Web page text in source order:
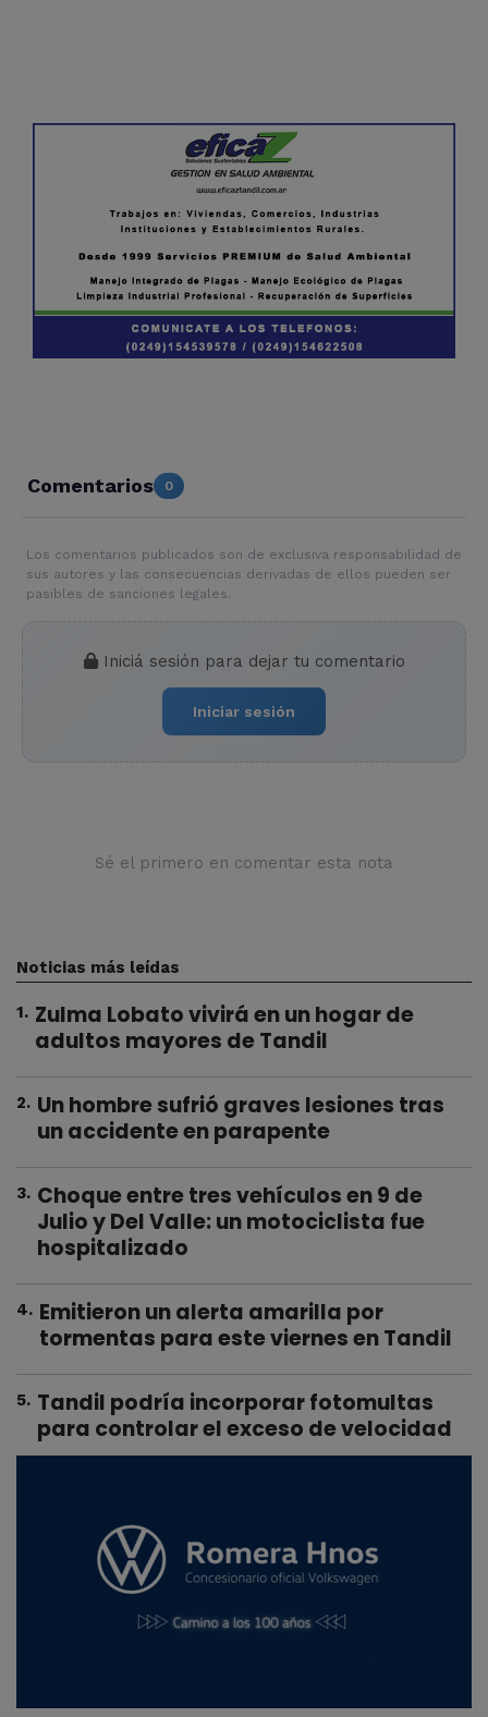
Comentarios 0
Los comentarios publicados son de exclusiva responsabilidad de
sus autores y las consecuencias derivadas de ellos pueden ser
pasibles de sanciones legales.
Iniciá sesión para dejar tu comentario
Iniciar sesión
Sé el primero en comentar esta nota
Noticias más leídas
1. Zulma Lobato vivirá en un hogar de
adultos mayores de Tandil
2. Un hombre sufrió graves lesiones tras
un accidente en parapente
3. Choque entre tres vehículos en 9 de
Julio y Del Valle: un motociclista fue
hospitalizado
4. Emitieron un alerta amarilla por
tormentas para este viernes en Tandil
5. Tandil podría incorporar fotomultas
para controlar el exceso de velocidad